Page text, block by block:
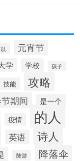
元宵节
学 学校 孩子
技能 攻略
期间 是一个
疫情 的人
英语 诗人
陆游 降落伞